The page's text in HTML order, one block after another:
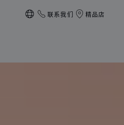
本地化（更改国家/地区）
联系我们 精品店